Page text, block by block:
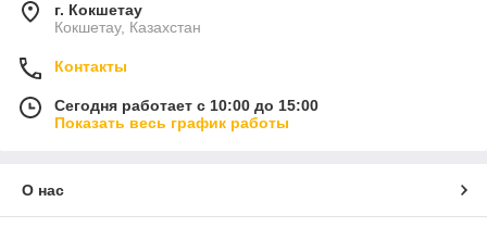
г. Кокшетау
Кокшетау, Казахстан
Контакты
Сегодня работает с 10:00 до 15:00
Показать весь график работы
О нас